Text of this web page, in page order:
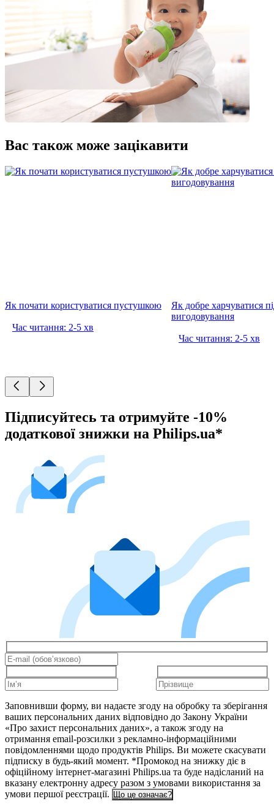
Вас також може зацікавити
Як почати користуватися пустушкою
Час читання: 2-5 хв
Як добре харчуватися
вигодовування
Час читання: 2-5 хв
Підписуйтесь та отримуйте -10%
додаткової знижки на Philips.ua*
Заповнивши форму, ви надаєте згоду на обробку та зберігання
ваших персональних даних відповідно до Закону України
«Про захист персональних даних», а також згоду на
отримання email-розсилки з рекламно-інформаційними
повідомленнями щодо продуктів Philips. Ви можете скасувати
підписку в будь-який момент. *Промокод на знижку діє в
офіційному інтернет-магазині Philips.ua та буде надісланий на
вказану електронну адресу разом з умовами використання за
умови першої реєстрації.
Що це означає?